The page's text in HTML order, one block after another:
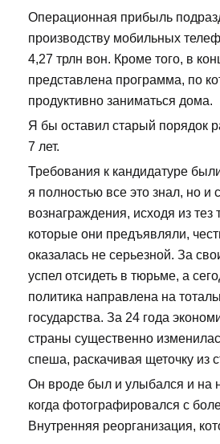
Операционная прибыль
производству мобильных
4,27 трлн вон. Кроме того, в
представлена программа, по
продуктивно заниматься дома.
Я бы оставил старый порядок
7 лет.
Требования к кандидатуре
я полностью все это знал, но и
вознаграждения, исходя из тез
которые они предъявляли,
оказалась не серьезной. За
успел отсидеть в тюрьме, а
политика направлена на
государства. За 24 года
страны существенно
спеша, раскачивая щеточку из
Он вроде был и улыбался и на
когда фотографировался с
Внутренняя реорганизация,